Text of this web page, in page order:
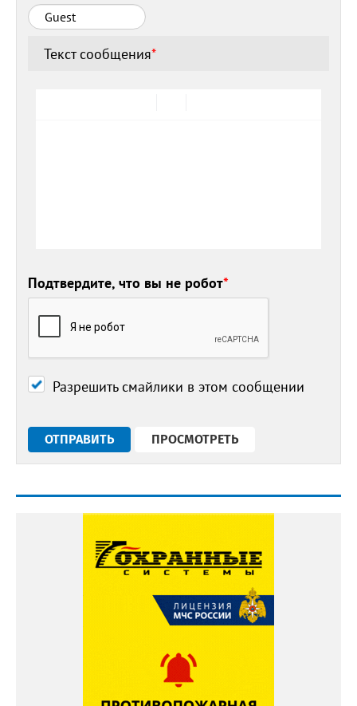
Текст сообщения*
Подтвердите, что вы не робот*
Разрешить смайлики в этом сообщении